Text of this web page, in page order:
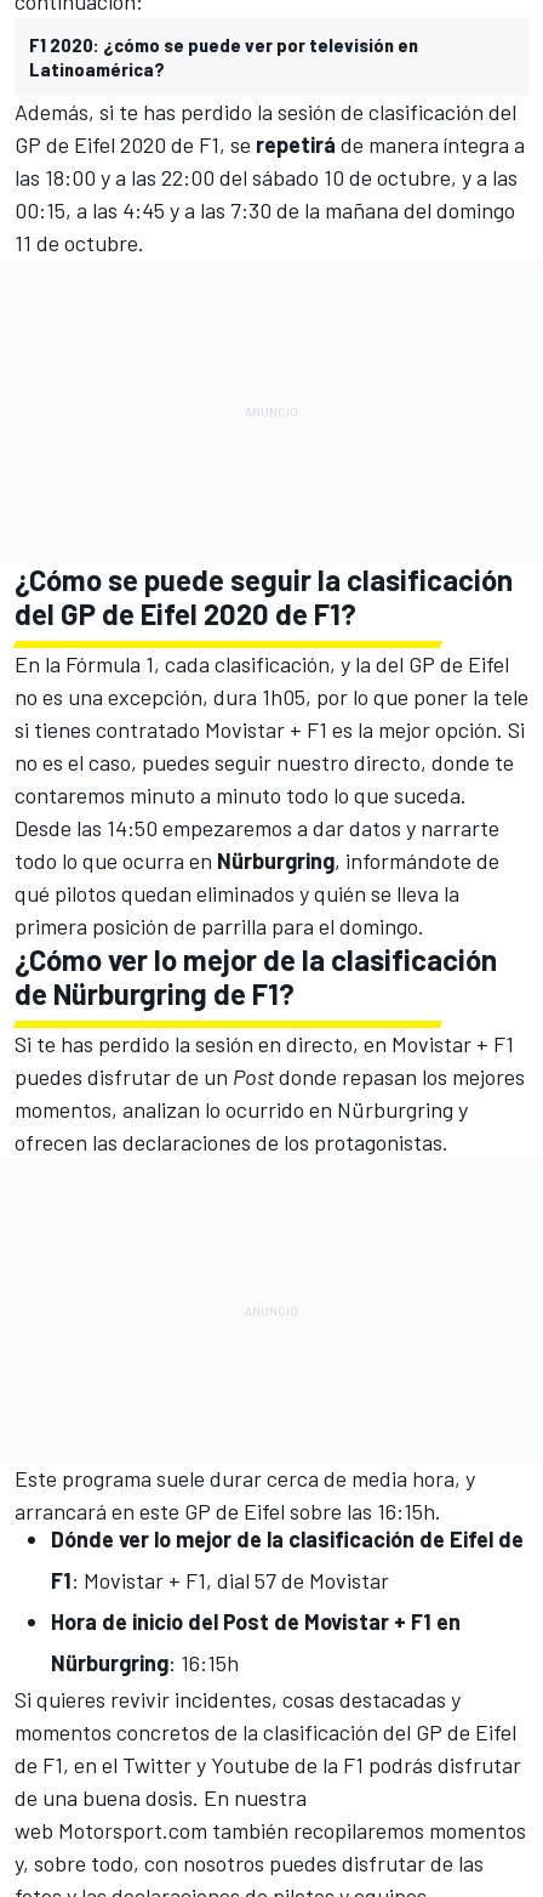
F1 2020: ¿cómo se puede ver por televisión en
Latinoamérica?
Además, si te has perdido la sesión de clasificación del
GP de Eifel 2020 de F1, se repetirá de manera íntegra a
las 18:00 y a las 22:00 del sábado 10 de octubre, y a las
00:15, a las 4:45 y a las 7:30 de la mañana del domingo
11 de octubre.
¿Cómo se puede seguir la clasificación
del GP de Eifel 2020 de F1?
En la Fórmula 1, cada clasificación, y la del GP de Eifel
no es una excepción, dura 1h05, por lo que poner la tele
si tienes contratado Movistar + F1 es la mejor opción. Si
no es el caso, puedes seguir nuestro directo, donde te
contaremos minuto a minuto todo lo que suceda.
Desde las 14:50 empezaremos a dar datos y narrarte
todo lo que ocurra en Nürburgring, informándote de
qué pilotos quedan eliminados y quién se lleva la
primera posición de parrilla para el domingo.
¿Cómo ver lo mejor de la clasificación
de Nürburgring de F1?
Si te has perdido la sesión en directo, en Movistar + F1
puedes disfrutar de un Postdonde repasan los mejores
momentos, analizan lo ocurrido en Nürburgring y
ofrecen las declaraciones de los protagonistas.
Este programa suele durar cerca de media hora, y
arrancará en este GP de Eifel sobre las 16:15h.
Dónde ver lo mejor de la clasificación de Eifel de
F1: Movistar + F1, dial 57 de Movistar
Hora de inicio del Post de Movistar + F1 en
Nürburgring: 16:15h
Si quieres revivir incidentes, cosas destacadas y
momentos concretos de la clasificación del GP de Eifel
de F1, en el Twittery Youtube de la F1 podrás disfrutar
de una buena dosis. En nuestra
web Motorsport.com también recopilaremos momentos
y, sobre todo, con nosotros puedes disfrutar de las